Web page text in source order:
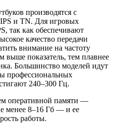
производятся с
и TN. Для игровых
так как обеспечивают
качество передачи
внимание на частоту
выше показатель, тем плавнее
Большинство моделей идут
профессиональных
240–300 Гц.
оперативной памяти —
менее 8–16 Гб — и ее
работы.